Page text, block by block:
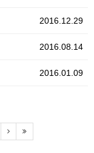
2016.12.29
2016.08.14
2016.01.09